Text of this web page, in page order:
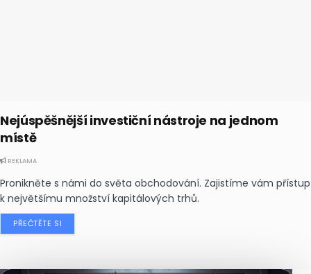
Nejúspěšnější investiční nástroje na jednom
místě
REKLAMA
Pronikněte s námi do světa obchodování. Zajistíme vám přístup
k největšímu množství kapitálových trhů.
PŘEČTĚTE SI